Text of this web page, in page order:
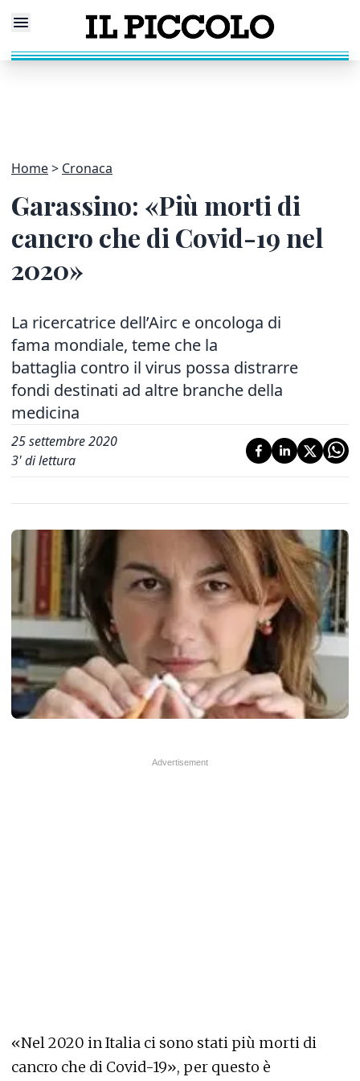
Home Cronaca
Garassino: «Più morti di
cancro che di Covid-19 nel
2020»
La ricercatrice dell’Airc e oncologa di
fama mondiale, teme che la
battaglia contro il virus possa distrarre
fondi destinati ad altre branche della
medicina
25 settembre 2020
3' di lettura
«Nel 2020 in Italia ci sono stati più morti di
cancro che di Covid-19», per questo è